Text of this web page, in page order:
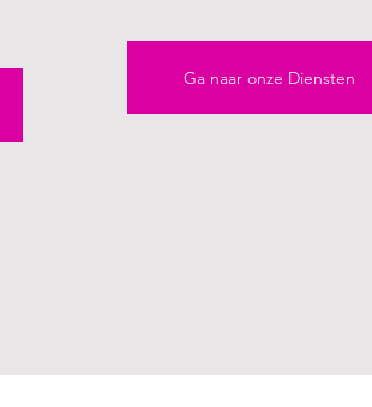
Ga naar onze Diensten